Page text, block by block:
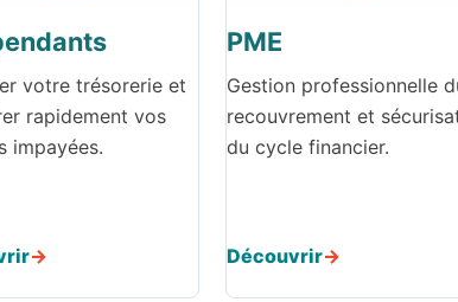
votre trésorerie et
rapidement vos
impayées.
PME
Gestion professionnelle
recouvrement et
du cycle financier.
Découvrir